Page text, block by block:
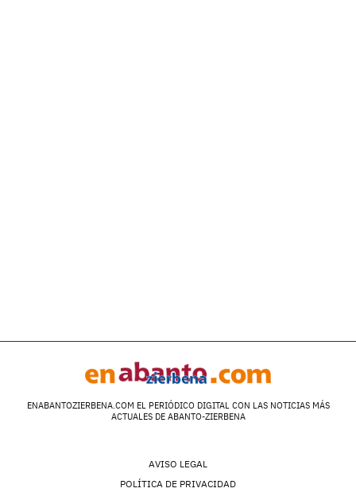
ENABANTOZIERBENA.COM EL PERIÓDICO DIGITAL CON LAS NOTICIAS MÁS
ACTUALES DE ABANTO-ZIERBENA
AVISO LEGAL
POLÍTICA DE PRIVACIDAD